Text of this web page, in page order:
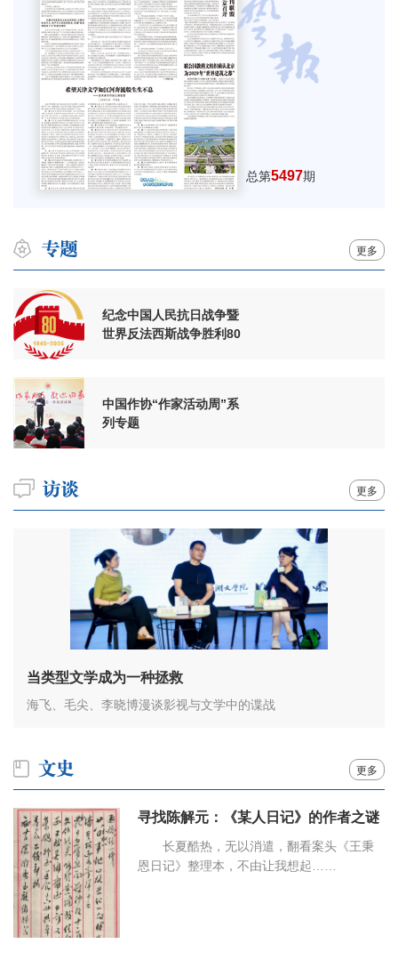
总第5497期
更多
纪念中国人民抗日战争暨
世界反法西斯战争胜利80
中国作协“作家活动周”系
列专题
更多
当类型文学成为一种拯救
海飞、毛尖、李晓博漫谈影视与文学中的谍战
更多
寻找陈解元：《某人日记》的作者之谜
长夏酷热，无以消遣，翻看案头《王秉
恩日记》整理本，不由让我想起……